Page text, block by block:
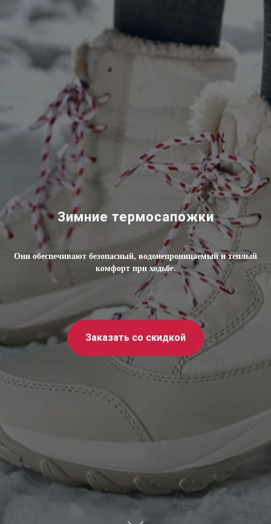
Зимние термосапожки
Они обеспечивают безопасный, водонепроницаемый и теплый
комфорт при ходьбе.
Заказать со скидкой